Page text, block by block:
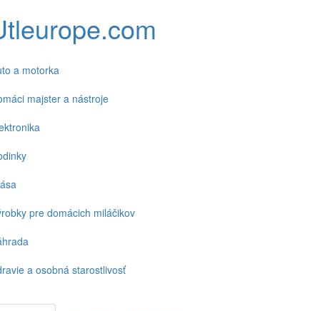
a motorka
majster a nástroje
pre domácich miláčikov
a osobná starostlivosť